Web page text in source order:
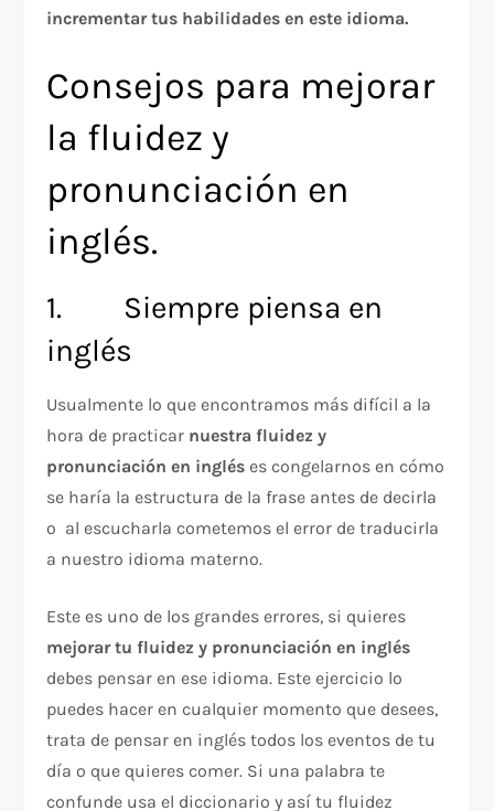
incrementar tus habilidades en este idioma.
Consejos para mejorar
la fluidez y
pronunciación en
inglés.
1. Siempre piensa en
inglés
Usualmente lo que encontramos más difícil a la
hora de practicar nuestra fluidez y
pronunciación en inglés es congelarnos en cómo
se haría la estructura de la frase antes de decirla
o al escucharla cometemos el error de traducirla
a nuestro idioma materno.
Este es uno de los grandes errores, si quieres
mejorar tu fluidez y pronunciación en inglés
debes pensar en ese idioma. Este ejercicio lo
puedes hacer en cualquier momento que desees,
trata de pensar en inglés todos los eventos de tu
día o que quieres comer. Si una palabra te
confunde usa el diccionario y así tu fluidez